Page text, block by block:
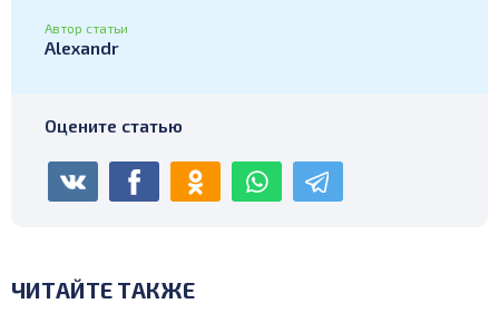
Автор статьи
Alexandr
Оцените статью
ЧИТАЙТЕ ТАКЖЕ